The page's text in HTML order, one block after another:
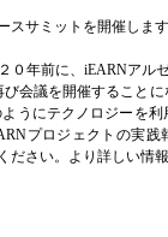
サミットを開催します
０年前に、iEARNアル
会議を開催すること
うにテクノロジーを
プロジェクトの実践
さい。より詳しい情報